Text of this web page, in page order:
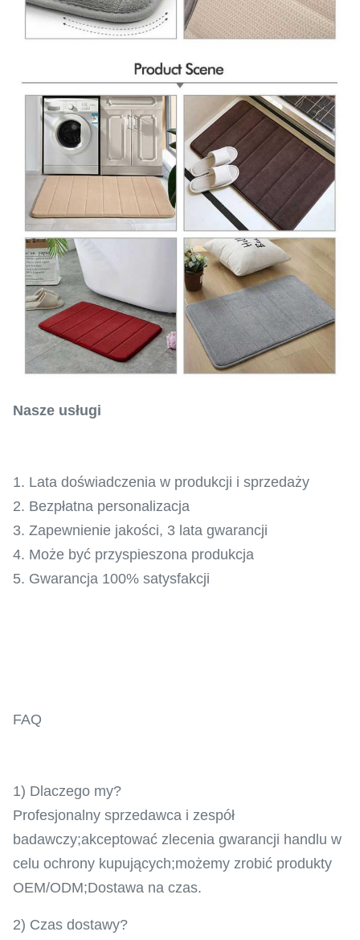
Nasze usługi
1. Lata doświadczenia w produkcji i sprzedaży
2. Bezpłatna personalizacja
3. Zapewnienie jakości, 3 lata gwarancji
4. Może być przyspieszona produkcja
5. Gwarancja 100% satysfakcji
FAQ
1) Dlaczego my?
Profesjonalny sprzedawca i zespół
badawczy;akceptować zlecenia gwarancji handlu w
celu ochrony kupujących;możemy zrobić produkty
OEM/ODM;Dostawa na czas.
2) Czas dostawy?